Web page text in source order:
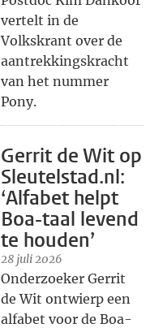
vertelt in de
Volkskrant over de
aantrekkingskracht
van het nummer
Pony.
Gerrit de Wit op
Sleutelstad.nl:
‘Alfabet helpt
Boa-taal levend
te houden’
28 juli 2026
Onderzoeker Gerrit
de Wit ontwierp een
alfabet voor de Boa-